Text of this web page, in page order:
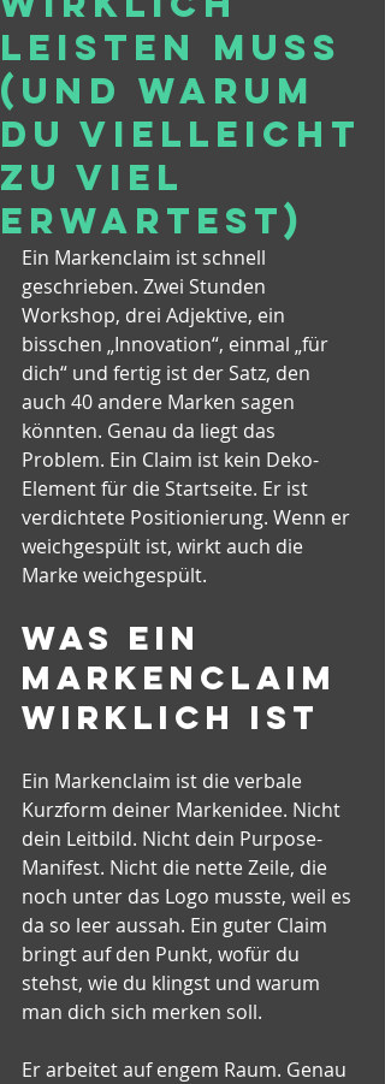
leisten muss
(und warum
du vielleicht
zu viel
erwartest)
Ein Markenclaim ist schnell
geschrieben. Zwei Stunden
Workshop, drei Adjektive, ein
bisschen „Innovation“, einmal „für
dich“ und fertig ist der Satz, den
auch 40 andere Marken sagen
könnten. Genau da liegt das
Problem. Ein Claim ist kein Deko-
Element für die Startseite. Er ist
verdichtete Positionierung. Wenn er
weichgespült ist, wirkt auch die
Marke weichgespült.
Was ein
Markenclaim
wirklich ist
Ein Markenclaim ist die verbale
Kurzform deiner Markenidee. Nicht
dein Leitbild. Nicht dein Purpose-
Manifest. Nicht die nette Zeile, die
noch unter das Logo musste, weil es
da so leer aussah. Ein guter Claim
bringt auf den Punkt, wofür du
stehst, wie du klingst und warum
man dich sich merken soll.
Er arbeitet auf engem Raum. Genau